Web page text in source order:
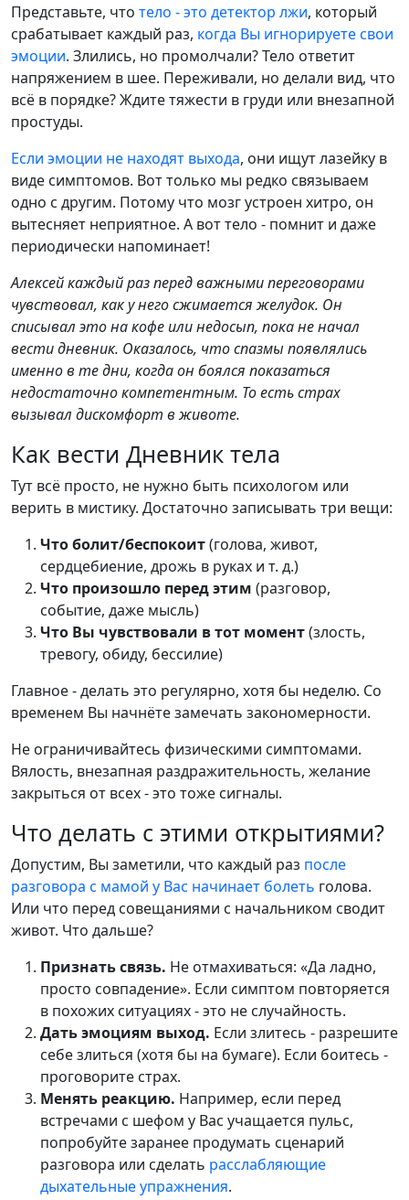
Представьте, что тело - это детектор лжи, который
срабатывает каждый раз, когда Вы игнорируете свои
эмоции. Злились, но промолчали? Тело ответит
напряжением в шее. Переживали, но делали вид, что
всё в порядке? Ждите тяжести в груди или внезапной
простуды.
Если эмоции не находят выхода, они ищут лазейку в
виде симптомов. Вот только мы редко связываем
одно с другим. Потому что мозг устроен хитро, он
вытесняет неприятное. А вот тело - помнит и даже
периодически напоминает!
Алексей каждый раз перед важными переговорами
чувствовал, как у него сжимается желудок. Он
списывал это на кофе или недосып, пока не начал
вести дневник. Оказалось, что спазмы появлялись
именно в те дни, когда он боялся показаться
недостаточно компетентным. То есть страх
вызывал дискомфорт в животе.
Как вести Дневник тела
Тут всё просто, не нужно быть психологом или
верить в мистику. Достаточно записывать три вещи:
Что болит/беспокоит(голова, живот,
сердцебиение, дрожь в руках и т. д.)
Что произошло перед этим (разговор,
событие, даже мысль)
Что Вы чувствовали в тот момент(злость,
тревогу, обиду, бессилие)
Главное - делать это регулярно, хотя бы неделю. Со
временем Вы начнёте замечать закономерности.
Не ограничивайтесь физическими симптомами.
Вялость, внезапная раздражительность, желание
закрыться от всех - это тоже сигналы.
Что делать с этими открытиями?
Допустим, Вы заметили, что каждый раз после
разговора с мамой у Вас начинает болеть голова.
Или что перед совещаниями с начальником сводит
живот. Что дальше?
Признать связь. Не отмахиваться: «Да ладно,
просто совпадение». Если симптом повторяется
в похожих ситуациях - это не случайность.
Дать эмоциям выход. Если злитесь - разрешите
себе злиться (хотя бы на бумаге). Если боитесь -
проговорите страх.
Менять реакцию. Например, если перед
встречами с шефом у Вас учащается пульс,
попробуйте заранее продумать сценарий
разговора или сделать расслабляющие
дыхательные упражнения.